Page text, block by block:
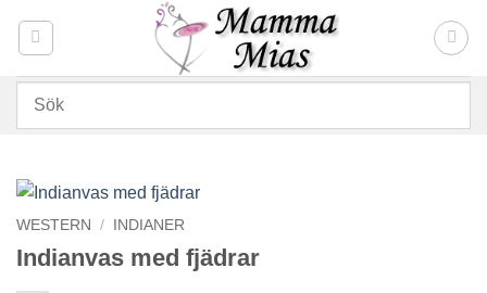
WESTERN / INDIANER
Indianvas med fjädrar